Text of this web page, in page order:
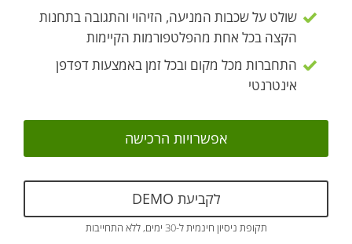
שולט על שכבות המניעה, הזיהוי והתגובה בתחנות
הקצה בכל אחת מהפלטפורמות הקיימות
התחברות מכל מקום ובכל זמן באמצעות דפדפן
אינטרנטי
אפשרויות הרכישה
לקביעת DEMO
תקופת ניסיון חינמית ל-30 ימים, ללא התחייבות